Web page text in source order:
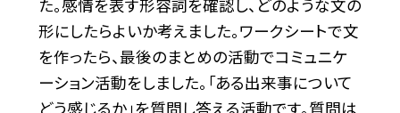
た。感情を表す形容詞を確認し、どのような文の
形にしたらよいか考えました。ワークシートで文
を作ったら、最後のまとめの活動でコミュニケ
ーション活動をしました。「ある出来事について
どう感じるか」を質問し答える活動です。質問は